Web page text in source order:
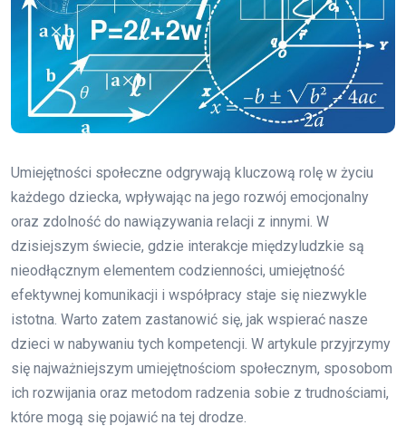
Umiejętności społeczne odgrywają kluczową rolę w życiu
każdego dziecka, wpływając na jego rozwój emocjonalny
oraz zdolność do nawiązywania relacji z innymi. W
dzisiejszym świecie, gdzie interakcje międzyludzkie są
nieodłącznym elementem codzienności, umiejętność
efektywnej komunikacji i współpracy staje się niezwykle
istotna. Warto zatem zastanowić się, jak wspierać nasze
dzieci w nabywaniu tych kompetencji. W artykule przyjrzymy
się najważniejszym umiejętnościom społecznym, sposobom
ich rozwijania oraz metodom radzenia sobie z trudnościami,
które mogą się pojawić na tej drodze.